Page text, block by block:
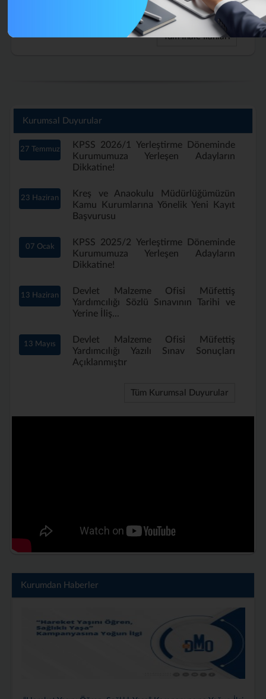
Tüm İhale İlanları
Kurumsal Duyurular
27 Temmuz
KPSS 2026/1 Yerleştirme Döneminde
Kurumumuza Yerleşen Adayların
Dikkatine!
23 Haziran
Kreş ve Anaokulu Müdürlüğümüzün
Kamu Kurumlarına Yönelik Yeni Kayıt
Başvurusu
07 Ocak
KPSS 2025/2 Yerleştirme Döneminde
Kurumumuza Yerleşen Adayların
Dikkatine!
13 Haziran
Devlet Malzeme Ofisi Müfettiş
Yardımcılığı Sözlü Sınavının Tarihi ve
Yerine İliş...
13 Mayıs
Devlet Malzeme Ofisi Müfettiş
Yardımcılığı Yazılı Sınav Sonuçları
Açıklanmıştır
Tüm Kurumsal Duyurular
Kurumdan Haberler